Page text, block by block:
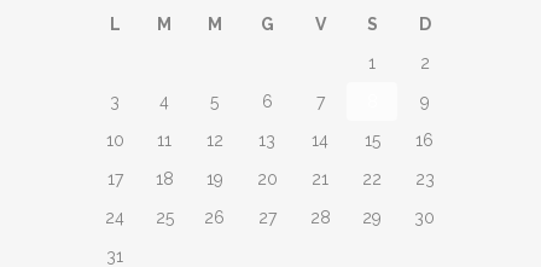
L M M G V S
D
1
2
3
4 5 6 7
9
10
11 12 13 14 15
16
17
18 19 20 21 22
23
24
25 26 27 28 29
30
31